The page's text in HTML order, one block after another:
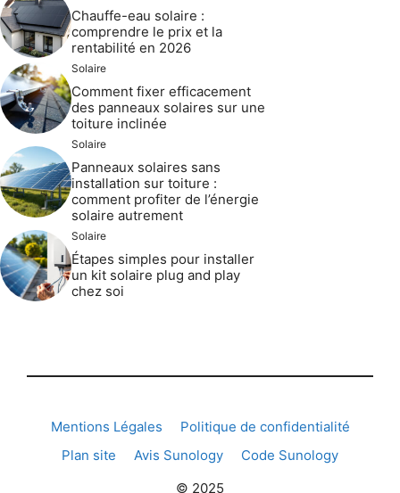
Chauffe-eau solaire :
comprendre le prix et la
rentabilité en 2026
Solaire
Comment fixer efficacement
des panneaux solaires sur une
toiture inclinée
Solaire
Panneaux solaires sans
installation sur toiture :
comment profiter de l’énergie
solaire autrement
Solaire
Étapes simples pour installer
un kit solaire plug and play
chez soi
Mentions Légales
Politique de confidentialité
Plan site
Avis Sunology
Code Sunology
© 2025